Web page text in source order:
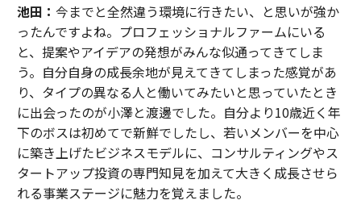
池田： 今までと全然違う環境に行きたい、と思いが強か
ったんですよね。プロフェッショナルファームにいる
と、提案やアイデアの発想がみんな似通ってきてしま
う。自分自身の成長余地が見えてきてしまった感覚があ
り、タイプの異なる人と働いてみたいと思っていたとき
に出会ったのが小澤と渡邊でした。自分より10歳近く年
下のボスは初めてで新鮮でしたし、若いメンバーを中心
に築き上げたビジネスモデルに、コンサルティングやス
タートアップ投資の専門知見を加えて大きく成長させら
れる事業ステージに魅力を覚えました。